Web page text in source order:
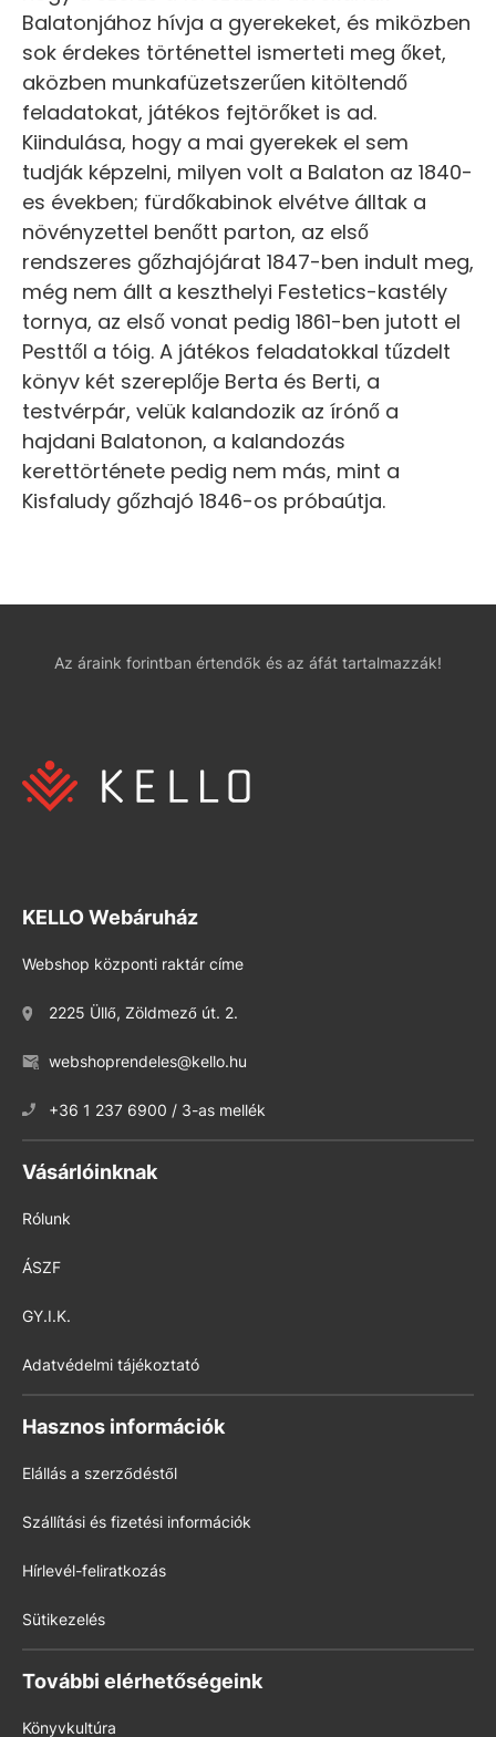
Balatonjához hívja a gyerekeket, és miközben
sok érdekes történettel ismerteti meg őket,
aközben munkafüzetszerűen kitöltendő
feladatokat, játékos fejtörőket is ad.
Kiindulása, hogy a mai gyerekek el sem
tudják képzelni, milyen volt a Balaton az 1840-
es években; fürdőkabinok elvétve álltak a
növényzettel benőtt parton, az első
rendszeres gőzhajójárat 1847-ben indult meg,
még nem állt a keszthelyi Festetics-kastély
tornya, az első vonat pedig 1861-ben jutott el
Pesttől a tóig. A játékos feladatokkal tűzdelt
könyv két szereplője Berta és Berti, a
testvérpár, velük kalandozik az írónő a
hajdani Balatonon, a kalandozás
kerettörténete pedig nem más, mint a
Kisfaludy gőzhajó 1846-os próbaútja.
Az áraink forintban értendők és az áfát tartalmazzák!
KELLO Webáruház
Webshop központi raktár címe
2225 Üllő, Zöldmező út. 2.
webshoprendeles@kello.hu
+36 1 237 6900 / 3-as mellék
Vásárlóinknak
Rólunk
ÁSZF
GY.I.K.
Adatvédelmi tájékoztató
Hasznos információk
Elállás a szerződéstől
Szállítási és fizetési információk
Hírlevél-feliratkozás
Sütikezelés
További elérhetőségeink
Könyvkultúra